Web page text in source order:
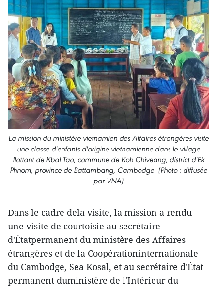
La mission du ministère vietnamien des Affaires étrangères visite
une classe d'enfants d'origine vietnamienne dans le village
flottant de Kbal Tao, commune de Koh Chiveang, district d'Ek
Phnom, province de Battambang, Cambodge. (Photo : diffusée
par VNA)
Dans le cadre dela visite, la mission a rendu
une visite de courtoisie au secrétaire
d'Étatpermanent du ministère des Affaires
étrangères et de la Coopérationinternationale
du Cambodge, Sea Kosal, et au secrétaire d'État
permanent duministère de l'Intérieur du